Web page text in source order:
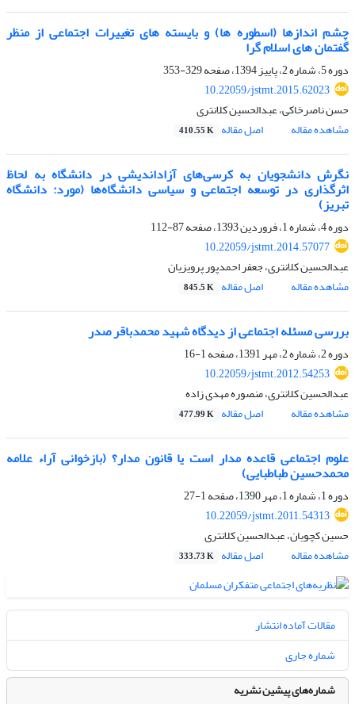
چشم اندازها‌ (اسطوره ها) و‌ بایسته های‌ تغییرات‌ اجتماعی‌ از‌ منظر‌
گفتمان های‌ اسلام گرا‌‌
دوره 5، شماره 2، پاییز 1394، صفحه
329-353
10.22059/jstmt.2015.62023
حسن ناصرخاکی، عبدالحسین کلانتری
مشاهده مقاله
اصل مقاله 410.55 K
نگرش دانشجویان به کرسی‌های آزاداندیشی در دانشگاه به لحاظ
اثرگذاری در توسعه اجتماعی و سیاسی دانشگاه‌ها (مورد: دانشگاه
تبریز)
دوره 4، شماره 1، فروردین 1393، صفحه
87-112
10.22059/jstmt.2014.57077
عبدالحسین کلانتری، جعفر احمدپور پرویزیان
مشاهده مقاله
اصل مقاله 845.5 K
بررسی مسئله اجتماعی از دیدگاه شهید محمدباقر صدر
دوره 2، شماره 2، مهر 1391، صفحه
1-16
10.22059/jstmt.2012.54253
عبدالحسین کلانتری، منصوره مهدی زاده
مشاهده مقاله
اصل مقاله 477.99 K
علوم اجتماعی قاعده مدار است یا قانون مدار؟ (بازخوانی آراء علامه
محمدحسین طباطبایی)
دوره 1، شماره 1، مهر 1390، صفحه
1-27
10.22059/jstmt.2011.54313
حسین کچویان، عبدالحسین کلانتری
مشاهده مقاله
اصل مقاله 333.73 K
مقالات آماده انتشار
شماره جاری
شماره‌های پیشین نشریه